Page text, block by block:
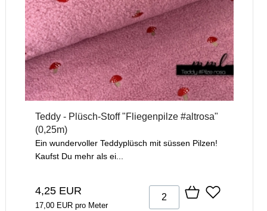
Teddy - Plüsch-Stoff "Fliegenpilze #altrosa"
(0,25m)
Ein wundervoller Teddyplüsch mit süssen Pilzen!
Kaufst Du mehr als ei...
4,25 EUR
17,00 EUR pro Meter